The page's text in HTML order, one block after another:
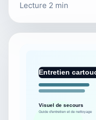
Lecture 2 min